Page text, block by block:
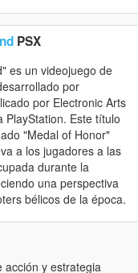
PSX
es un videojuego de
por
por Electronic Arts
PlayStation. Este título
"Medal of Honor"
a los jugadores a las
durante la
una perspectiva
bélicos de la época.
acción y estrategia